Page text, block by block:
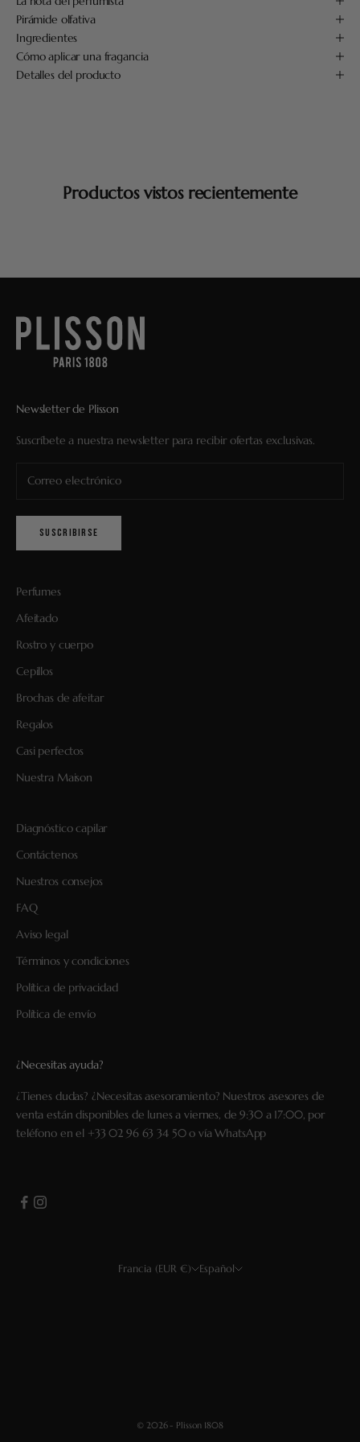
Pirámide olfativa
Ingredientes
Cómo aplicar una fragancia
Detalles del producto
Productos vistos recientemente
Newsletter de Plisson
Suscríbete a nuestra newsletter para recibir ofertas exclusivas.
SUSCRIBIRSE
Perfumes
Afeitado
Rostro y cuerpo
Cepillos
Brochas de afeitar
Regalos
Casi perfectos
Nuestra Maison
Diagnóstico capilar
Contáctenos
Nuestros consejos
FAQ
Aviso legal
Términos y condiciones
Política de privacidad
Política de envío
¿Necesitas ayuda?
¿Tienes dudas? ¿Necesitas asesoramiento? Nuestros asesores de
venta están disponibles de lunes a viernes, de 9:30 a 17:00, por
teléfono en el +33 02 96 63 34 50o víaWhatsApp
Francia (EUR €) Español
© 2026 - Plisson 1808